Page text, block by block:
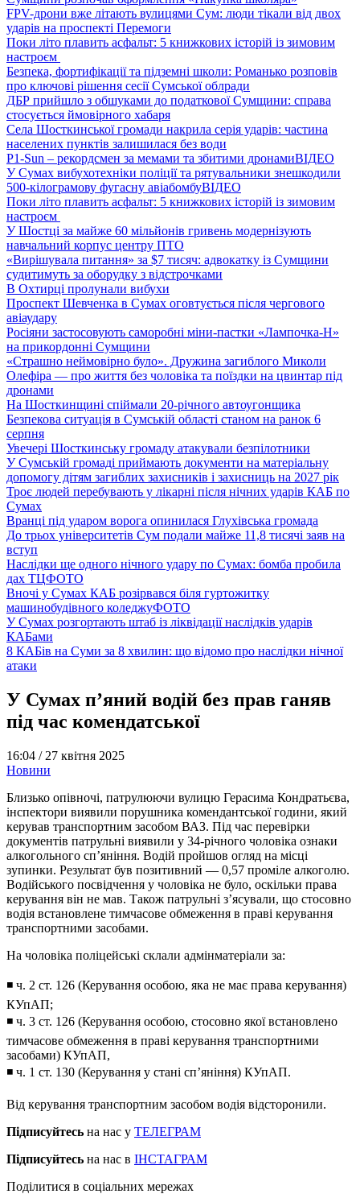
FPV-дрони вже літають вулицями Сум: люди тікали від двох
ударів на проспекті Перемоги
Поки літо плавить асфальт: 5 книжкових історій із зимовим
настроєм
Безпека, фортифікації та підземні школи: Романько розповів
про ключові рішення сесії Сумської облради
ДБР прийшло з обшуками до податкової Сумщини: справа
стосується ймовірного хабаря
Села Шосткинської громади накрила серія ударів: частина
населених пунктів залишилася без води
P1-Sun – рекордсмен за мемами та збитими дронамиВІДЕО
У Сумах вибухотехніки поліції та рятувальники знешкодили
500-кілограмову фугасну авіабомбуВІДЕО
Поки літо плавить асфальт: 5 книжкових історій із зимовим
настроєм
У Шостці за майже 60 мільйонів гривень модернізують
навчальний корпус центру ПТО
«Вирішувала питання» за $7 тисяч: адвокатку із Сумщини
судитимуть за оборудку з відстрочками
В Охтирці пролунали вибухи
Проспект Шевченка в Сумах оговтується після чергового
авіаудару
Росіяни застосовують саморобні міни-пастки «Лампочка-Н»
на прикордонні Сумщини
«Страшно неймовірно було». Дружина загиблого Миколи
Олефіра — про життя без чоловіка та поїздки на цвинтар під
дронами
На Шосткинщині спіймали 20-річного автоугонщика
Безпекова ситуація в Сумській області станом на ранок 6
серпня
Увечері Шосткинську громаду атакували безпілотники
У Сумській громаді приймають документи на матеріальну
допомогу дітям загиблих захисників і захисниць на 2027 рік
Троє людей перебувають у лікарні після нічних ударів КАБ по
Сумах
Вранці під ударом ворога опинилася Глухівська громада
До трьох університетів Сум подали майже 11,8 тисячі заяв на
вступ
Наслідки ще одного нічного удару по Сумах: бомба пробила
дах ТЦФОТО
Вночі у Сумах КАБ розірвався біля гуртожитку
машинобудівного коледжуФОТО
У Сумах розгортають штаб із ліквідації наслідків ударів
КАБами
8 КАБів на Суми за 8 хвилин: що відомо про наслідки нічної
атаки
У Сумах п’яний водій без прав ганяв
під час комендатської
16:04 / 27 квітня 2025
Новини
Близько опівночі, патрулюючи вулицю Герасима Кондратьєва,
інспектори виявили порушника комендантської години, який
керував транспортним засобом ВАЗ. Під час перевірки
документів патрульні виявили у 34-річного чоловіка ознаки
алкогольного сп’яніння. Водій пройшов огляд на місці
зупинки. Результат був позитивний — 0,57 проміле алкоголю.
Водійського посвідчення у чоловіка не було, оскільки права
керування він не мав. Також патрульні з’ясували, що стосовно
водія встановлене тимчасове обмеження в праві керування
транспортними засобами.
На чоловіка поліцейські склали адмінматеріали за:
◾️ ч. 2 ст. 126 (Керування особою, яка не має права керування)
КУпАП;
◾️ ч. 3 ст. 126 (Керування особою, стосовно якої встановлено
тимчасове обмеження в праві керування транспортними
засобами) КУпАП,
◾️ ч. 1 ст. 130 (Керування у стані сп’яніння) КУпАП.
Від керування транспортним засобом водія відсторонили.
Підписуйтесь на нас у ТЕЛЕГРАМ
Підписуйтесь на нас в ІНСТАГРАМ
Поділитися в соціальних мережах